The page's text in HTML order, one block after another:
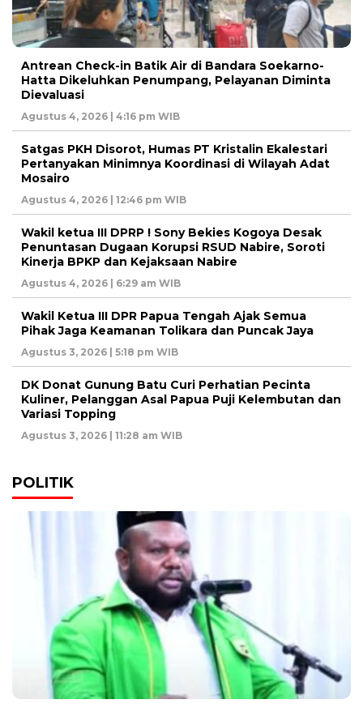
Antrean Check-in Batik Air di Bandara Soekarno-
Hatta Dikeluhkan Penumpang, Pelayanan Diminta
Dievaluasi
Agustus 4, 2026 | 4:16 pm WIB
Satgas PKH Disorot, Humas PT Kristalin Ekalestari
Pertanyakan Minimnya Koordinasi di Wilayah Adat
Mosairo
Agustus 4, 2026 | 12:46 pm WIB
Wakil ketua III DPRP ! Sony Bekies Kogoya Desak
Penuntasan Dugaan Korupsi RSUD Nabire, Soroti
Kinerja BPKP dan Kejaksaan Nabire
Agustus 4, 2026 | 6:29 am WIB
Wakil Ketua III DPR Papua Tengah Ajak Semua
Pihak Jaga Keamanan Tolikara dan Puncak Jaya
Agustus 3, 2026 | 5:18 pm WIB
DK Donat Gunung Batu Curi Perhatian Pecinta
Kuliner, Pelanggan Asal Papua Puji Kelembutan dan
Variasi Topping
Agustus 3, 2026 | 11:28 am WIB
POLITIK